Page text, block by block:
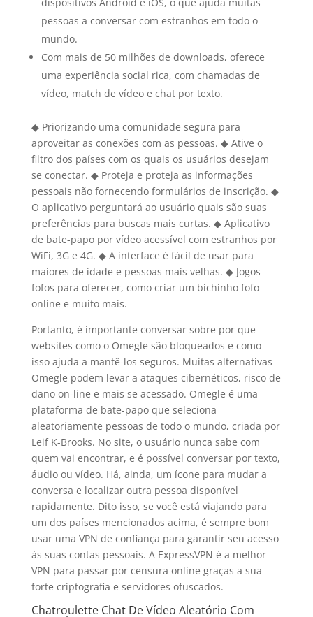
pessoas a conversar com estranhos em todo o
mundo.
Com mais de 50 milhões de downloads, oferece
uma experiência social rica, com chamadas de
vídeo, match de vídeo e chat por texto.
◆ Priorizando uma comunidade segura para
aproveitar as conexões com as pessoas. ◆ Ative o
filtro dos países com os quais os usuários desejam
se conectar. ◆ Proteja e proteja as informações
pessoais não fornecendo formulários de inscrição. ◆
O aplicativo perguntará ao usuário quais são suas
preferências para buscas mais curtas. ◆ Aplicativo
de bate-papo por vídeo acessível com estranhos por
WiFi, 3G e 4G. ◆ A interface é fácil de usar para
maiores de idade e pessoas mais velhas. ◆ Jogos
fofos para oferecer, como criar um bichinho fofo
online e muito mais.
Portanto, é importante conversar sobre por que
websites como o Omegle são bloqueados e como
isso ajuda a mantê-los seguros. Muitas alternativas
Omegle podem levar a ataques cibernéticos, risco de
dano on-line e mais se acessado. Omegle é uma
plataforma de bate-papo que seleciona
aleatoriamente pessoas de todo o mundo, criada por
Leif K-Brooks. No site, o usuário nunca sabe com
quem vai encontrar, e é possível conversar por texto,
áudio ou vídeo. Há, ainda, um ícone para mudar a
conversa e localizar outra pessoa disponível
rapidamente. Dito isso, se você está viajando para
um dos países mencionados acima, é sempre bom
usar uma VPN de confiança para garantir seu acesso
às suas contas pessoais. A ExpressVPN é a melhor
VPN para passar por censura online graças a sua
forte criptografia e servidores ofuscados.
Chatroulette Chat De Vídeo Aleatório Com